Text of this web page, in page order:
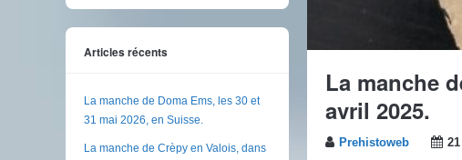
La manche
avril 2025.
Prehistoweb
Articles récents
La manche de Doma Ems, les 30 et
31 mai 2026, en Suisse.
La manche de Crèpy en Valois, dans